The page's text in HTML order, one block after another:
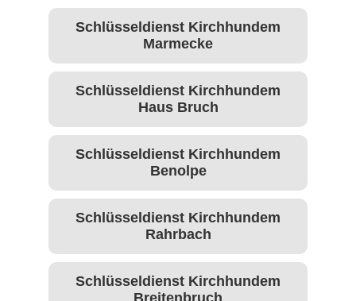
Schlüsseldienst Kirchhundem
Marmecke
Schlüsseldienst Kirchhundem
Haus Bruch
Schlüsseldienst Kirchhundem
Benolpe
Schlüsseldienst Kirchhundem
Rahrbach
Schlüsseldienst Kirchhundem